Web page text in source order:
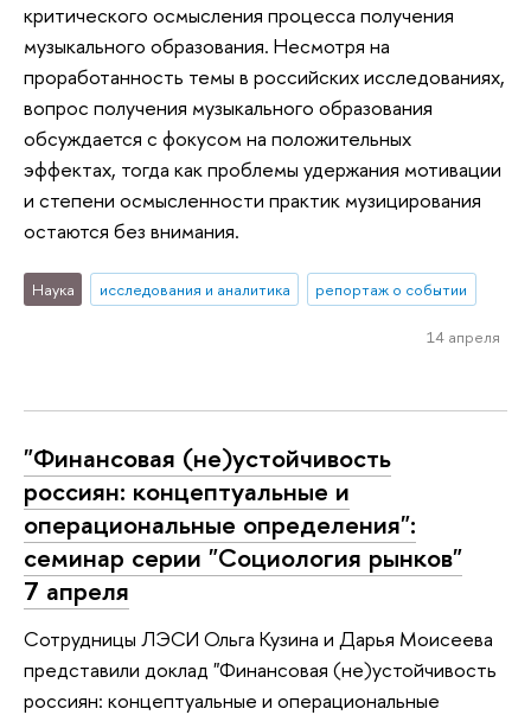
критического осмысления процесса получения
музыкального образования. Несмотря на
проработанность темы в российских исследованиях,
вопрос получения музыкального образования
обсуждается с фокусом на положительных
эффектах, тогда как проблемы удержания мотивации
и степени осмысленности практик музицирования
остаются без внимания.
Наука исследования и аналитика репортаж о событии
14 апреля
"Финансовая (не)устойчивость
россиян: концептуальные и
операциональные определения":
семинар серии "Социология рынков"
7 апреля
Сотрудницы ЛЭСИ Ольга Кузина и Дарья Моисеева
представили доклад "Финансовая (не)устойчивость
россиян: концептуальные и операциональные